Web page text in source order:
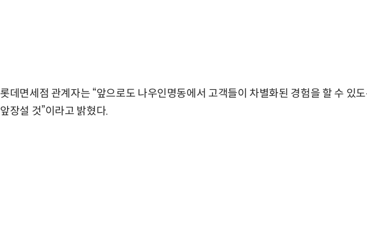
롯데면세점 관계자는 “앞으로도 나우인명동에서 고객들이 차별화된 경험을 할 수 있
앞장설 것”이라고 밝혔다.